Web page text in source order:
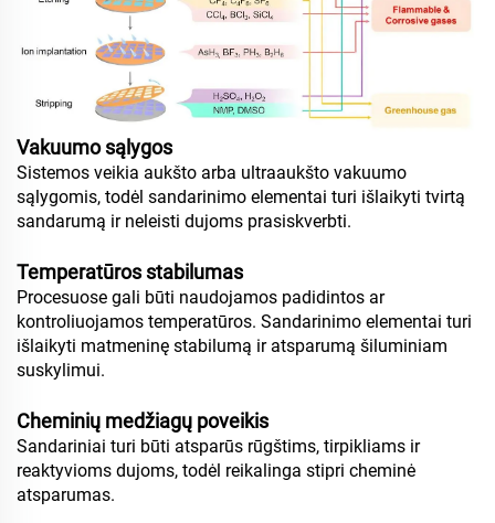
Vakuumo sąlygos
Sistemos veikia aukšto arba ultraaukšto vakuumo
sąlygomis, todėl sandarinimo elementai turi išlaikyti tvirtą
sandarumą ir neleisti dujoms prasiskverbti.
Temperatūros stabilumas
Procesuose gali būti naudojamos padidintos ar
kontroliuojamos temperatūros. Sandarinimo elementai turi
išlaikyti matmeninę stabilumą ir atsparumą šiluminiam
suskylimui.
Cheminių medžiagų poveikis
Sandariniai turi būti atsparūs rūgštims, tirpikliams ir
reaktyvioms dujoms, todėl reikalinga stipri cheminė
atsparumas.